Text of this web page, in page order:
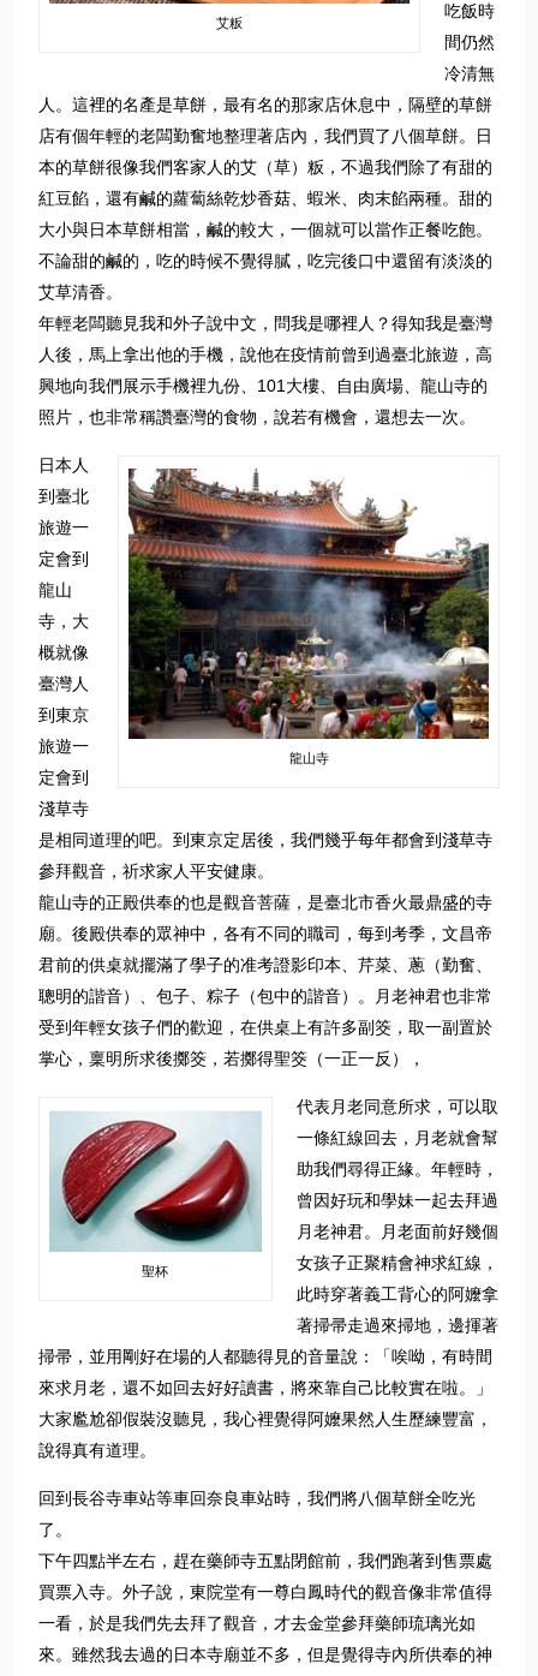
艾粄
吃飯時
間仍然
冷清無
人。這裡的名產是草餅，最有名的那家店休息中，隔壁的草餅
店有個年輕的老闆勤奮地整理著店內，我們買了八個草餅。日
本的草餅很像我們客家人的艾（草）粄，不過我們除了有甜的
紅豆餡，還有鹹的蘿蔔絲乾炒香菇、蝦米、肉末餡兩種。甜的
大小與日本草餅相當，鹹的較大，一個就可以當作正餐吃飽。
不論甜的鹹的，吃的時候不覺得膩，吃完後口中還留有淡淡的
艾草清香。
年輕老闆聽見我和外子說中文，問我是哪裡人？得知我是臺灣
人後，馬上拿出他的手機，說他在疫情前曾到過臺北旅遊，高
興地向我們展示手機裡九份、101大樓、自由廣場、龍山寺的
照片，也非常稱讚臺灣的食物，說若有機會，還想去一次。
龍山寺
日本人
到臺北
旅遊一
定會到
龍山
寺，大
概就像
臺灣人
到東京
旅遊一
定會到
淺草寺
是相同道理的吧。到東京定居後，我們幾乎每年都會到淺草寺
參拜觀音，祈求家人平安健康。
龍山寺的正殿供奉的也是觀音菩薩，是臺北市香火最鼎盛的寺
廟。後殿供奉的眾神中，各有不同的職司，每到考季，文昌帝
君前的供桌就擺滿了學子的准考證影印本、芹菜、蔥（勤奮、
聰明的諧音）、包子、粽子（包中的諧音）。月老神君也非常
受到年輕女孩子們的歡迎，在供桌上有許多副筊，取一副置於
掌心，稟明所求後擲筊，若擲得聖筊（一正一反），
聖杯
代表月老同意所求，可以取
一條紅線回去，月老就會幫
助我們尋得正緣。年輕時，
曾因好玩和學妹一起去拜過
月老神君。月老面前好幾個
女孩子正聚精會神求紅線，
此時穿著義工背心的阿嬤拿
著掃帚走過來掃地，邊揮著
掃帚，並用剛好在場的人都聽得見的音量說：「唉呦，有時間
來求月老，還不如回去好好讀書，將來靠自己比較實在啦。」
大家尷尬卻假裝沒聽見，我心裡覺得阿嬤果然人生歷練豐富，
說得真有道理。
回到長谷寺車站等車回奈良車站時，我們將八個草餅全吃光
了。
下午四點半左右，趕在藥師寺五點閉館前，我們跑著到售票處
買票入寺。外子說，東院堂有一尊白鳳時代的觀音像非常值得
一看，於是我們先去拜了觀音，才去金堂參拜藥師琉璃光如
來。雖然我去過的日本寺廟並不多，但是覺得寺內所供奉的神